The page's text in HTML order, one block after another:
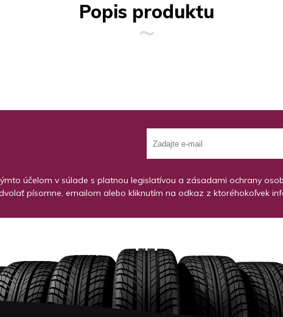
Popis produktu
účelom v súlade s platnou legislatívou a zásadami ochrany
písomne, emailom alebo kliknutím na odkaz z ktoréhokoľvek